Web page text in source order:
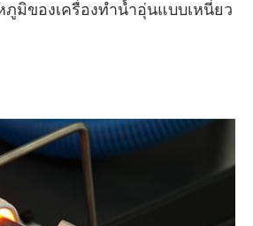
มิของเครื่องทำน้ำอุ่นแบบเหนี่ยว